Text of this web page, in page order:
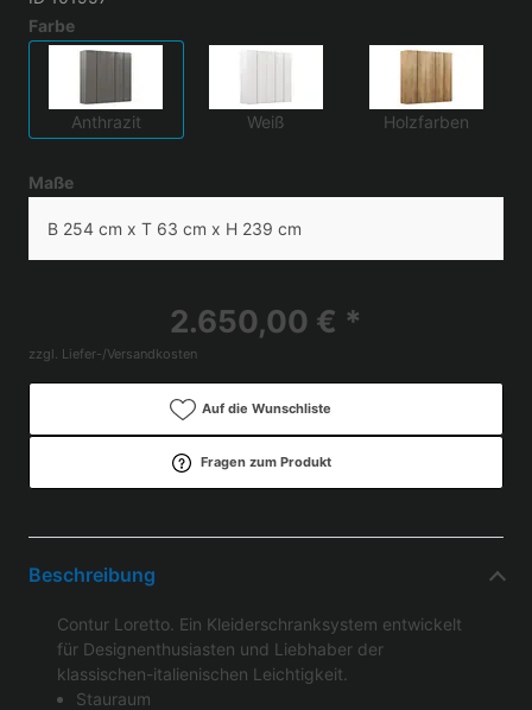
Farbe
Anthrazit Weiß Holzfarben
Maße
B 254 cm x T 63 cm x H 239 cm
2.650,00 € *
zzgl. Liefer-/Versandkosten
Auf die Wunschliste
Fragen zum Produkt
Beschreibung
Contur Loretto. Ein Kleiderschranksystem entwickelt
für Designenthusiasten und Liebhaber der
klassischen-italienischen Leichtigkeit.
Stauraum